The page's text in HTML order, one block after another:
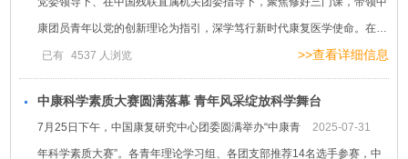
康团员青年以党的创新理论为指引，深学笃行新时代康复医学使命。在…
>>查看详细信息
已有 4537 人浏览
中康科学素质大赛圆满落幕 青年风采绽放科学舞台
2025-07-31
7月25日下午，中国康复研究中心团委圆满举办“中康青
年科学素质大赛”。各青年理论学习组、各团支部推荐14名选手参赛，中